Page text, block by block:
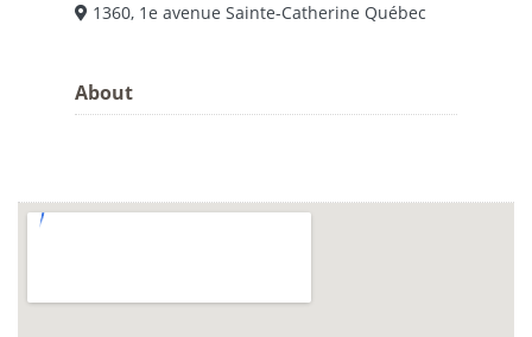
1360, 1e avenue Sainte-Catherine Québec
About